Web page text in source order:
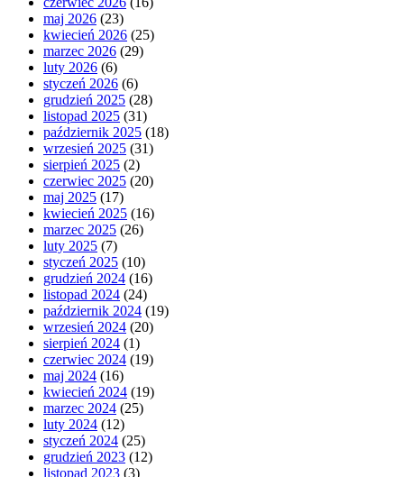
maj 2026 (23)
kwiecień 2026 (25)
marzec 2026 (29)
luty 2026 (6)
styczeń 2026 (6)
grudzień 2025 (28)
listopad 2025 (31)
październik 2025 (18)
wrzesień 2025 (31)
sierpień 2025 (2)
czerwiec 2025 (20)
maj 2025 (17)
kwiecień 2025 (16)
marzec 2025 (26)
luty 2025 (7)
styczeń 2025 (10)
grudzień 2024 (16)
listopad 2024 (24)
październik 2024 (19)
wrzesień 2024 (20)
sierpień 2024 (1)
czerwiec 2024 (19)
maj 2024 (16)
kwiecień 2024 (19)
marzec 2024 (25)
luty 2024 (12)
styczeń 2024 (25)
grudzień 2023 (12)
listopad 2023 (3)